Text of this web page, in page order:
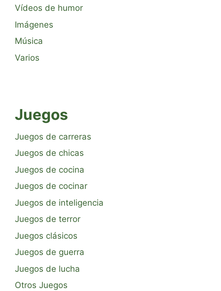
Vídeos de humor
Imágenes
Música
Varios
Juegos
Juegos de carreras
Juegos de chicas
Juegos de cocina
Juegos de cocinar
Juegos de inteligencia
Juegos de terror
Juegos clásicos
Juegos de guerra
Juegos de lucha
Otros Juegos